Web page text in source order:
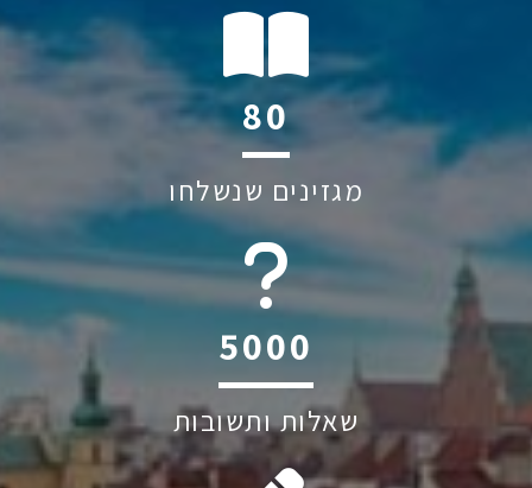
112
מגזינים שנשלחו
6045
שאלות ותשובות